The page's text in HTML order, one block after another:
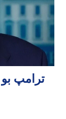
ترامپ